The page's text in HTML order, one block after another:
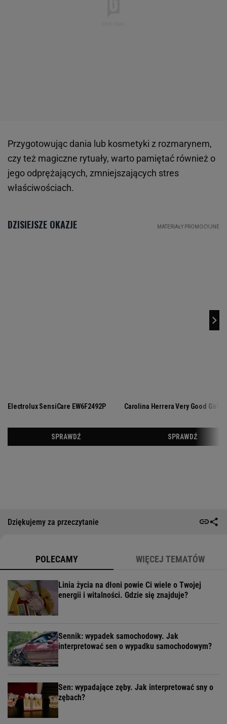
Przygotowując dania lub kosmetyki z rozmarynem,
czy też magiczne rytuały, warto pamiętać również o
jego odprężających, zmniejszających stres
właściwościach.
Dziękujemy za przeczytanie
POLECAMY WIĘCEJ TEMATÓW
Linia życia na dłoni powie Ci wiele o Twojej
energii i witalności. Gdzie się znajduje?
Sennik: wypadek samochodowy. Jak
interpretować sen o wypadku samochodowym?
Sen: wypadające zęby. Jak interpretować sny o
zębach?